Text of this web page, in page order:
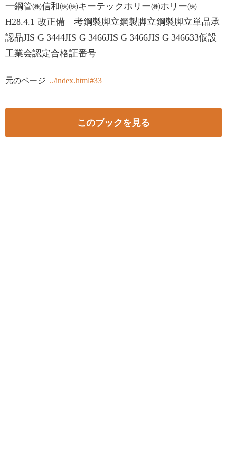
一鋼管㈱信和㈱㈱キーテックホリー㈱ホリー㈱
H28.4.1 改正備 考鋼製脚立鋼製脚立鋼製脚立単品承
認品JIS G 3444JIS G 3466JIS G 3466JIS G 346633仮設
工業会認定合格証番号
元のページ ../index.html#33
このブックを見る